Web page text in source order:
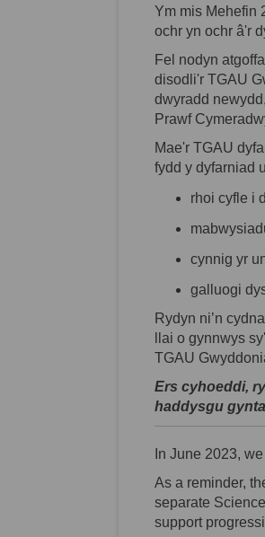
Ym mis Mehefin
ochr yn ochr â'r
Fel nodyn
disodli'r TGAU
dwyradd
Prawf
Mae'r TGAU
fydd y dyfarniad
rhoi cyfle i
cynnig yr
galluogi
Rydyn ni’n
llai o gynnwys
TGAU
Ers cyhoeddi,
haddysgu
In June 2023,
As a reminder,
separate
support